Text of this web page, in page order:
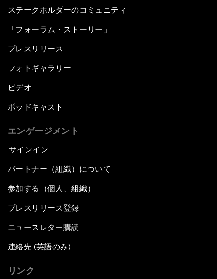
ステークホルダーのコミュニティ
「フォーラム・ストーリー」
プレスリリース
フォトギャラリー
ビデオ
ポッドキャスト
エンゲージメント
サインイン
パートナー（組織）について
参加する（個人、組織）
プレスリリース登録
ニュースレター購読
連絡先 (英語のみ)
リンク